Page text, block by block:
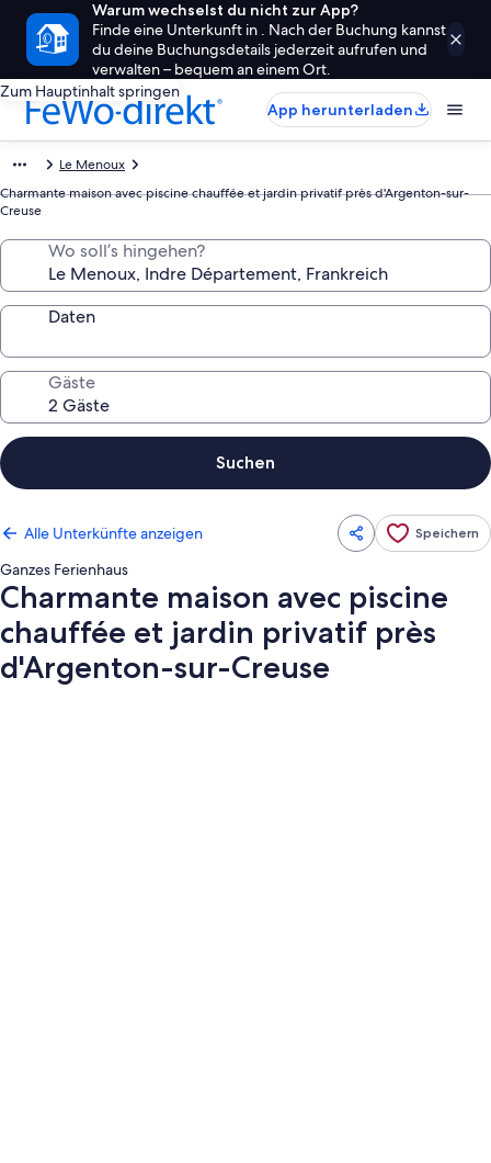
Warum wechselst du nicht zur App?
Finde eine Unterkunft in . Nach der Buchung kannst
du deine Buchungsdetails jederzeit aufrufen und
verwalten – bequem an einem Ort.
Zum Hauptinhalt springen
App herunterladen
Le Menoux
Charmante maison avec piscine chauffée et jardin privatif près d'Argenton-sur-
Creuse
Wo soll’s hingehen?
Daten
Gäste
Suchen
Alle Unterkünfte anzeigen Speichern
Ganzes Ferienhaus
Charmante maison avec piscine
chauffée et jardin privatif près
d'Argenton-sur-Creuse